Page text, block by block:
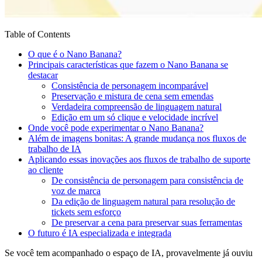
Table of Contents
O que é o Nano Banana?
Principais características que fazem o Nano Banana se
destacar
Consistência de personagem incomparável
Preservação e mistura de cena sem emendas
Verdadeira compreensão de linguagem natural
Edição em um só clique e velocidade incrível
Onde você pode experimentar o Nano Banana?
Além de imagens bonitas: A grande mudança nos fluxos de
trabalho de IA
Aplicando essas inovações aos fluxos de trabalho de suporte
ao cliente
De consistência de personagem para consistência de
voz de marca
Da edição de linguagem natural para resolução de
tickets sem esforço
De preservar a cena para preservar suas ferramentas
O futuro é IA especializada e integrada
Se você tem acompanhado o espaço de IA, provavelmente já ouviu